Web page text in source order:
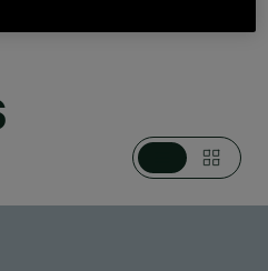
SYSTÈMES SUR MÂT /